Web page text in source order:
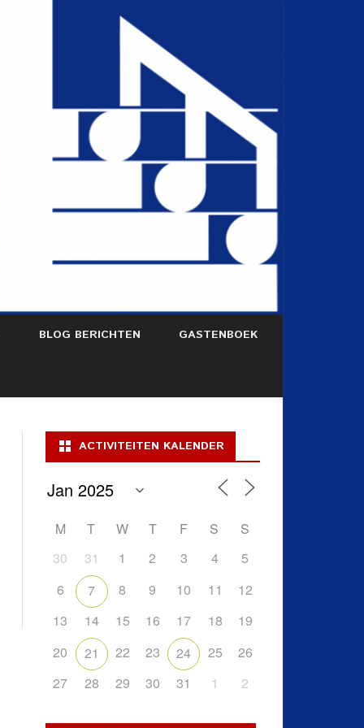
BLOG BERICHTEN GASTENBOEK
ACTIVITEITEN KALENDER
M T W T F S
S
30
31 1 2 3 4
5
6
7 8 9 10 11
12
13
14 15 16 17 18
19
20
21 22 23 24 25
26
27
28 29 30 31 1 2